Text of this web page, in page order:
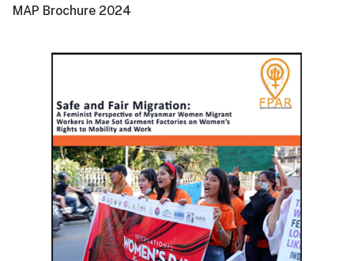
MAP Brochure 2024